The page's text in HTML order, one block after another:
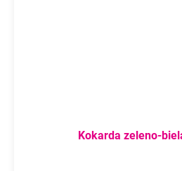
Kokarda zeleno-